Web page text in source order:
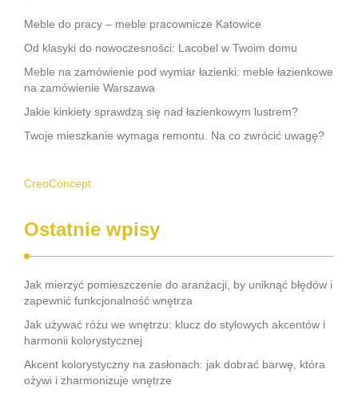
Meble do pracy – meble pracownicze Katowice
Od klasyki do nowoczesności: Lacobel w Twoim domu
Meble na zamówienie pod wymiar łazienki: meble łazienkowe
na zamówienie Warszawa
Jakie kinkiety sprawdzą się nad łazienkowym lustrem?
Twoje mieszkanie wymaga remontu. Na co zwrócić uwagę?
CreoConcept
Ostatnie wpisy
Jak mierzyć pomieszczenie do aranżacji, by uniknąć błędów i
zapewnić funkcjonalność wnętrza
Jak używać różu we wnętrzu: klucz do stylowych akcentów i
harmonii kolorystycznej
Akcent kolorystyczny na zasłonach: jak dobrać barwę, która
ożywi i zharmonizuje wnętrze